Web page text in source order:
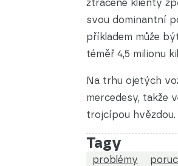
ztracené klienty
svou dominantní
příkladem může
téměř 4,5 milionu
Na trhu ojetých
mercedesy, takže
trojcípou hvězdou.
Tagy
problémy